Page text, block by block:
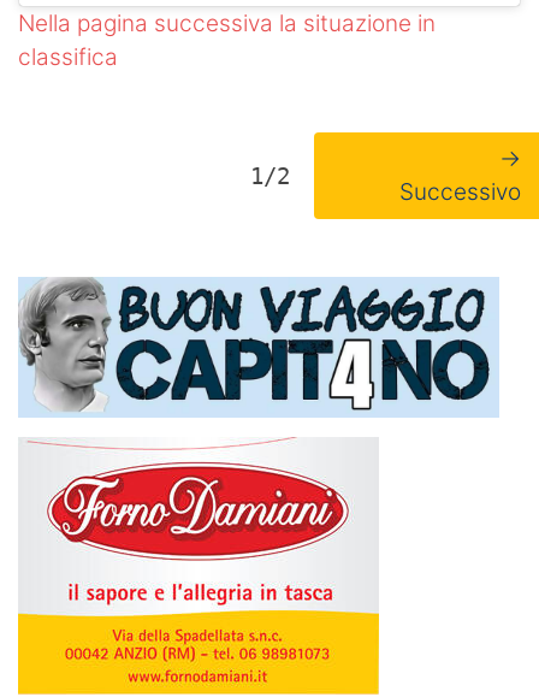
Nella pagina successiva la situazione in
classifica
1/2
→
Successivo